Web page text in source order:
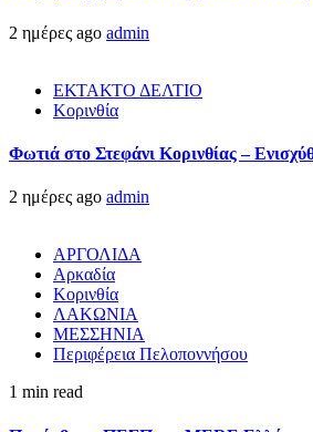
2 ημέρες ago admin
ΕΚΤΑΚΤΟ ΔΕΛΤΙΟ
Κορινθία
Φωτιά στο Στεφάνι Κορινθίας –
2 ημέρες ago admin
ΑΡΓΟΛΙΔΑ
Αρκαδία
Κορινθία
ΛΑΚΩΝΙΑ
ΜΕΣΣΗΝΙΑ
Περιφέρεια Πελοποννήσου
1 min read